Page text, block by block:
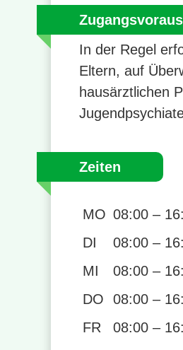
In der Regel
Eltern, auf
hausärztlichen
Zeiten
MO 08:00 –
DI
08:00 –
MI
08:00 –
DO
08:00 –
FR
08:00 –